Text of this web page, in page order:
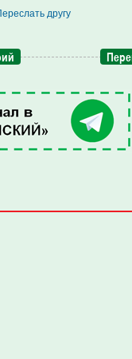
другу